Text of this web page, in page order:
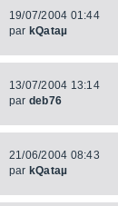
19/07/2004 01:44
par kQataµ
13/07/2004 13:14
par deb76
21/06/2004 08:43
par kQataµ